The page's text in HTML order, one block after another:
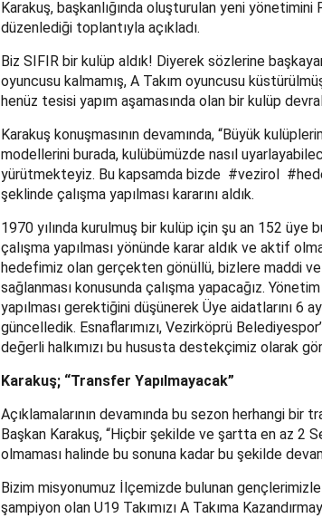
Karakuş, başkanlığında oluşturulan yeni
düzenlediği toplantıyla açıkladı.
Biz SIFIR bir kulüp aldık! Diyerek sözlerine
oyuncusu kalmamış, A Takım oyuncusu
henüz tesisi yapım aşamasında olan bir kulüp
Karakuş konuşmasının devamında, “Büyük
modellerini burada, kulübümüzde nasıl
yürütmekteyiz. Bu kapsamda bizde #vezirol
şeklinde çalışma yapılması kararını aldık.
1970 yılında kurulmuş bir kulüp için şu an 152 üye
çalışma yapılması yönünde karar aldık ve aktif
hedefimiz olan gerçekten gönüllü, bizlere maddi
sağlanması konusunda çalışma yapacağız.
yapılması gerektiğini düşünerek Üye aidatlarını
güncelledik. Esnaflarımızı, Vezirköprü
değerli halkımızı bu hususta destekçimiz olarak
Karakuş; “Transfer Yapılmayacak”
Açıklamalarının devamında bu sezon herhangi bir
Başkan Karakuş, “Hiçbir şekilde ve şartta en az 2
olmaması halinde bu sonuna kadar bu şekilde
Bizim misyonumuz İlçemizde bulunan
şampiyon olan U19 Takımızı A Takıma